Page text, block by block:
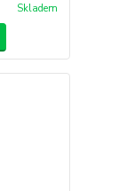
Skladem